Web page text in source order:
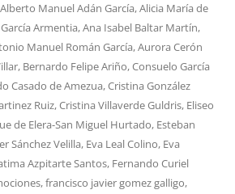
Alberto Manuel Adán García,Alicia María de
Armentia,Ana Isabel Baltar Martín,
Manuel Román García,Aurora Cerón
, Bernardo Felipe Ariño,Consuelo García
Casado de Amezua,Cristina González
Ruiz,Cristina Villaverde Guldris, Eliseo
de Elera-San Miguel Hurtado, Esteban
Sánchez Velilla, Eva Leal Colino, Eva
Azpitarte Santos, Fernando Curiel
,francisco javier gomez galligo,